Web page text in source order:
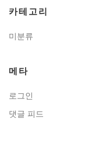
카테고리
미분류
메타
로그인
댓글 피드